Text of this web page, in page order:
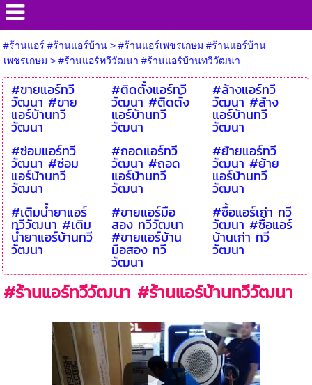
#ร้านแอร์ #ร้านแอร์บ้าน> #ร้านแอร์เพชรเกษม #ร้านแอร์บ้าน
เพชรเกษม > #ร้านแอร์ทวีวัฒนา #ร้านแอร์บ้านทวีวัฒนา
#ขายแอร์ทวี
วัฒนา #ขาย
แอร์บ้านทวี
วัฒนา
#ติดตั้งแอร์ทวี
วัฒนา #ติดตั้ง
แอร์บ้านทวี
วัฒนา
#ล้างแอร์ทวี
วัฒนา #ล้าง
แอร์บ้านทวี
วัฒนา
#ซ่อมแอร์ทวี
วัฒนา #ซ่อม
แอร์บ้านทวี
วัฒนา
#ถอดแอร์ทวี
วัฒนา #ถอด
แอร์บ้านทวี
วัฒนา
#ย้ายแอร์ทวี
วัฒนา #ย้าย
แอร์บ้านทวี
วัฒนา
#เติมน้ำยาแอร์
ทวีวัฒนา #เติม
น้ำยาแอร์บ้านทวี
วัฒนา
#ขายแอร์มือ
สอง ทวีวัฒนา
#ขายแอร์บ้าน
มือสอง ทวี
วัฒนา
#ซื้อแอร์เก่า ทวี
วัฒนา #ซื้อแอร์
บ้านเก่า ทวี
วัฒนา
#ร้านแอร์ทวีวัฒนา #ร้านแอร์บ้านทวีวัฒนา